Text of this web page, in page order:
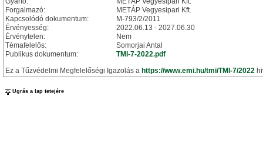
Forgalmazó:
METÁP Vegyesipari Kft.
Kapcsolódó dokumentum:
M-793/2/2011
Érvényesség:
2022.06.13 - 2027.06.30
Érvénytelen:
Nem
Témafelelős:
Somorjai Antal
Publikus dokumentum:
TMI-7-2022.pdf
Ez a Tűzvédelmi Megfelelőségi Igazolás a https://www.emi.hu/tmi/TMI-7/2022
Ugrás a lap tetejére